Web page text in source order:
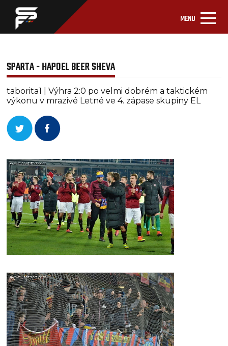
MENU
SPARTA - HAPOEL BEER SHEVA
taborita1 | Výhra 2:0 po velmi dobrém a taktickém
výkonu v mrazivé Letné ve 4. zápase skupiny EL